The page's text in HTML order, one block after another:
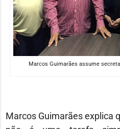
Marcos Guimarães assume
Marcos Guimarães explica